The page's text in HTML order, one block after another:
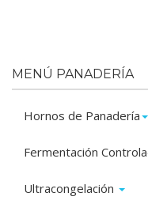
MENÚ PANADERÍA
Hornos de Panadería
Fermentación
Ultracongelación